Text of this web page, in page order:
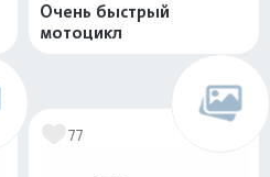
Очень быстрый
мотоцикл
77